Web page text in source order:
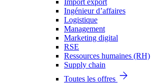
Import export
Ingénieur d’affaires
Logistique
Management
Marketing digital
RSE
Ressources humaines (RH)
Supply chain
Toutes les offres